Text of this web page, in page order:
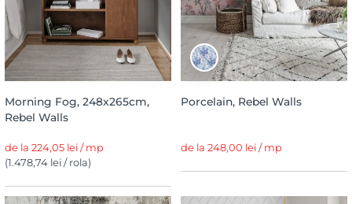
Morning Fog, 248x265cm,
Rebel Walls
de la 224,05 lei / mp
(1.478,74 lei / rola)
Porcelain, Rebel Walls
de la 248,00 lei / mp